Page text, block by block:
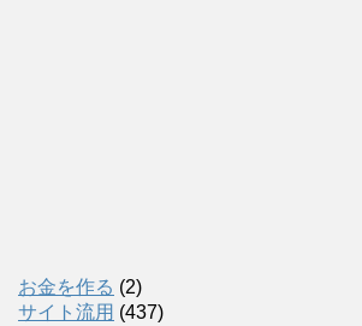
お金を作る (2)
サイト流用 (437)